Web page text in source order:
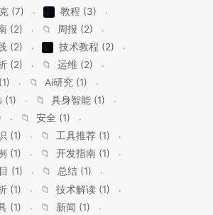
(7)
教程 (3)
(2) 📁
周报 (2)
(2)
技术教程 (2)
(2) 📁
运维 (2)
📁
Ai研究 (1)
(1) 📁
具身智能 (1)
📁
安全 (1)
(1) 📁
工具推荐 (1)
(1) 📁
开发指南 (1)
(1)
📁
总结 (1)
(1) 📁
技术解读 (1)
(1) 📁
新闻 (1)